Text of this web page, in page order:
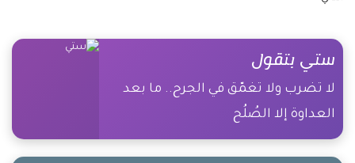
ستي بتقول
لا تضرب ولا تغمّق في الجرح.. ما بعد
العداوة إلا الصُلُح